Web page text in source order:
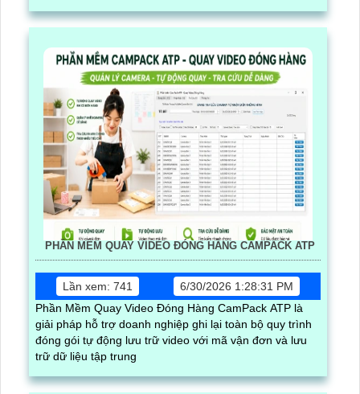
PHẦN MỀM QUAY VIDEO ĐÓNG HÀNG CAMPACK ATP
Lần xem: 741
6/30/2026 1:28:31 PM
Phần Mềm Quay Video Đóng Hàng CamPack ATP là
giải pháp hỗ trợ doanh nghiệp ghi lại toàn bộ quy trình
đóng gói tự động lưu trữ video với mã vận đơn và lưu
trữ dữ liệu tập trung